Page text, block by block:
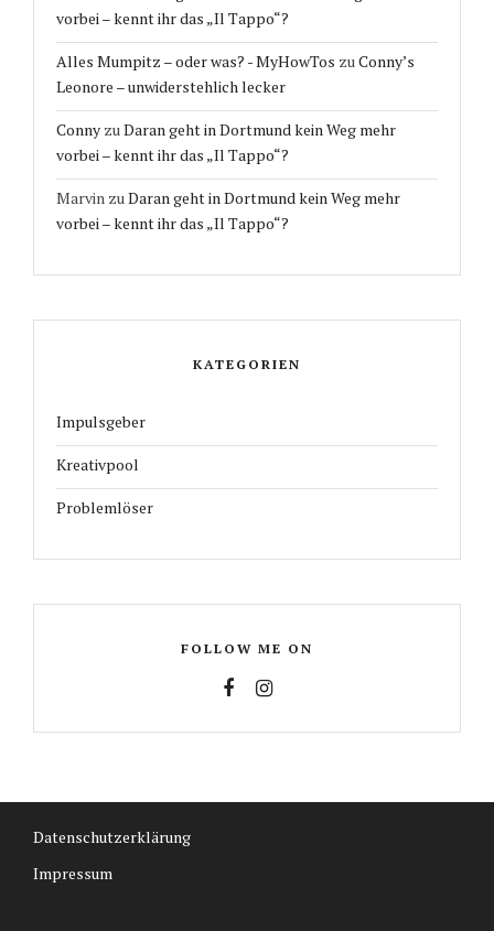
vorbei – kennt ihr das „Il Tappo“?
Alles Mumpitz – oder was? - MyHowTos zuConny’s
Leonore – unwiderstehlich lecker
Conny zuDaran geht in Dortmund kein Weg mehr
vorbei – kennt ihr das „Il Tappo“?
Marvin zuDaran geht in Dortmund kein Weg mehr
vorbei – kennt ihr das „Il Tappo“?
KATEGORIEN
Impulsgeber
Kreativpool
Problemlöser
FOLLOW ME ON
Datenschutzerklärung
Impressum